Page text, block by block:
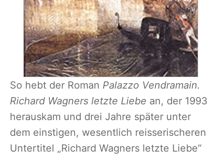
So hebt der Roman Palazzo Vendramain.
Richard Wagners letzte Liebe an, der 1993
herauskam und drei Jahre später unter
dem einstigen, wesentlich reisserischeren
Untertitel „Richard Wagners letzte Liebe“